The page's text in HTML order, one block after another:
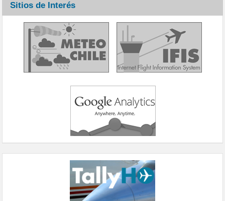
Sitios de Interés